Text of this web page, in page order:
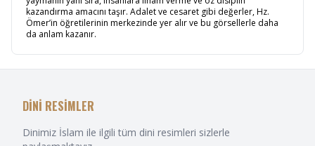
kazandırma amacını taşır. Adalet ve cesaret gibi değerler, Hz.
Ömer’in öğretilerinin merkezinde yer alır ve bu görsellerle daha
da anlam kazanır.
DİNİ RESİMLER
Dinimiz İslam ile ilgili tüm dini resimleri sizlerle